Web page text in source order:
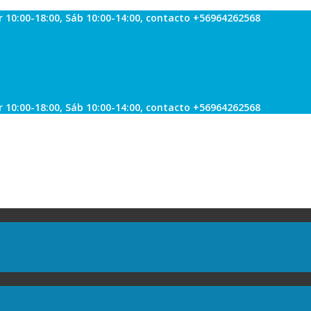
18:00, Sáb 10:00-14:00, contacto +56964262568
18:00, Sáb 10:00-14:00, contacto +56964262568